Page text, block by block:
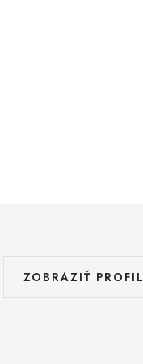
ZOBRAZIŤ PROFIL